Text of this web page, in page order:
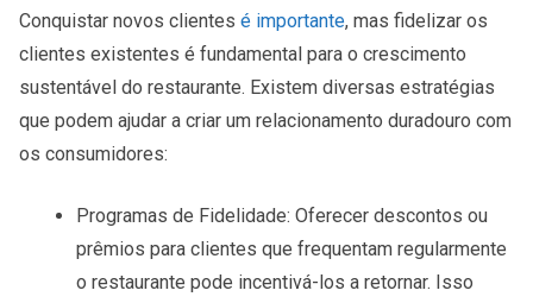
Conquistar novos clientes é importante, mas fidelizar os
clientes existentes é fundamental para o crescimento
sustentável do restaurante. Existem diversas estratégias
que podem ajudar a criar um relacionamento duradouro com
os consumidores:
Programas de Fidelidade: Oferecer descontos ou
prêmios para clientes que frequentam regularmente
o restaurante pode incentivá-los a retornar. Isso